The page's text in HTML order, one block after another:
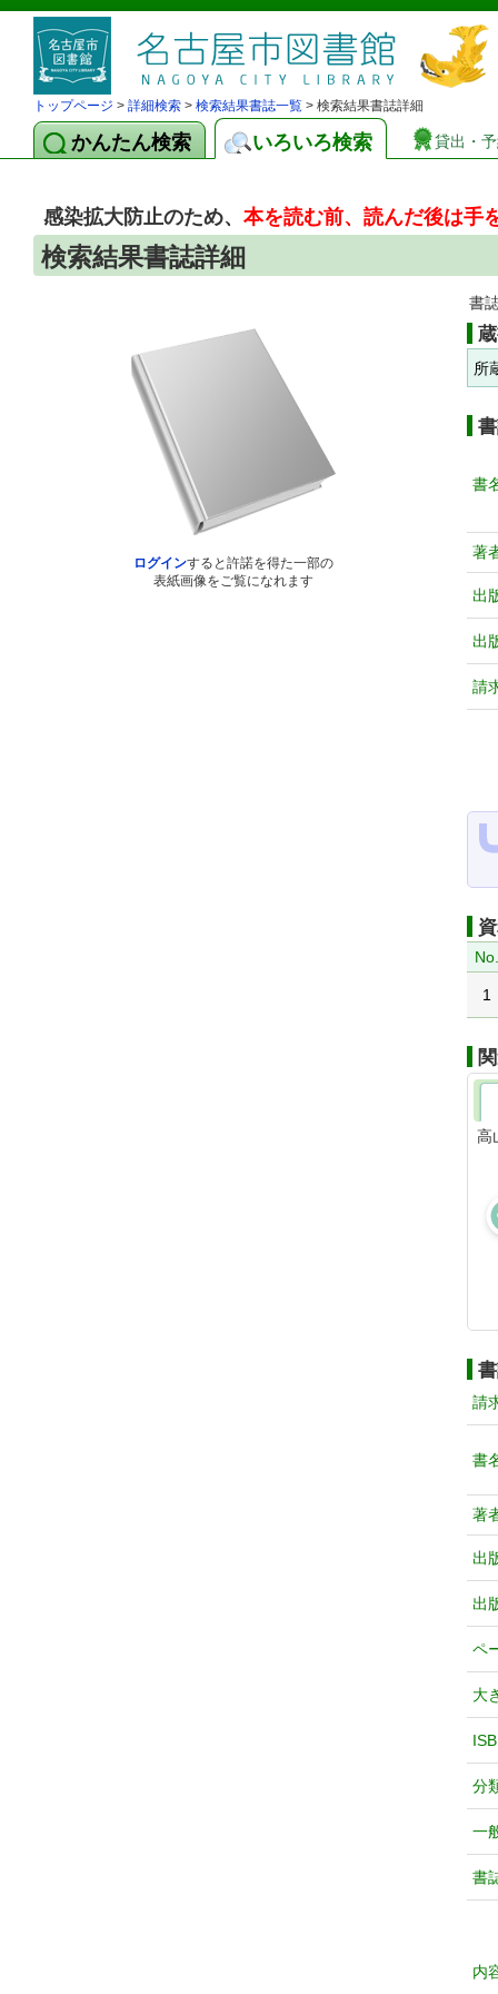
トップページ > 詳細検索 > 検索結果書誌一覧 > 検索結果書誌詳細
かんたん検索 いろいろ検索 貸出・
感染拡大防止のため、本を読む前、読んだ後は手
検索結果書誌詳細
ログインすると許諾を得た一部の
表紙画像をご覧になれます
書
所
書
著
出
出
請
No.
1
高
請
書
著
出
出
ペ
大
分
一
書
内